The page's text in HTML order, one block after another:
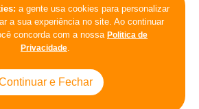
ola, tenho uma pistola devilbiss
aqui mesmo, mas gostaria de
2.0 para aplicação de primer. o kit
serve na flg, correto? posso
Amigo, o senhor precisa do kit
a gente usa cookies para personalizar
a sua experiência no site. Ao continuar
concorda com a nossa Politica de
Privacidade.
e Fechar